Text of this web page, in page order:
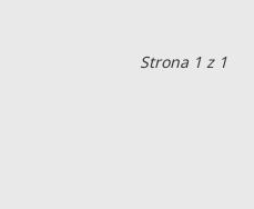
Strona 1 z 1